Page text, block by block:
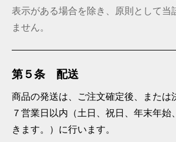
表示がある場合を除き、原則として当
ません。
第５条 配送
商品の発送は、ご注文確定後、または
７営業日以内（土日、祝日、年末年始
きます。）に行います。